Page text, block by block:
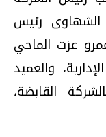
الشهاوى رئيس
عزت الماحي
والعميد
القابضة،